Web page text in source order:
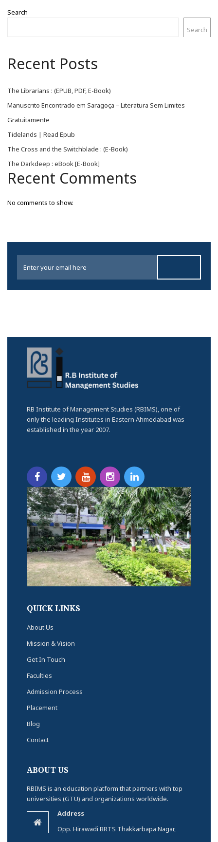
Search
Search
Recent Posts
The Librarians : (EPUB, PDF, E-Book)
Manuscrito Encontrado em Saragoça – Literatura Sem Limites
Gratuitamente
Tidelands | Read Epub
The Cross and the Switchblade : (E-Book)
The Darkdeep : eBook [E-Book]
Recent Comments
No comments to show.
RB Institute of Management Studies (RBIMS), one of
only the leading Institutes in Eastern Ahmedabad was
established in the year 2007.
QUICK LINKS
About Us
Mission & Vision
Get In Touch
Faculties
Admission Process
Placement
Blog
Contact
ABOUT US
RBIMS is an education platform that partners with top
universities (GTU) and organizations worldwide.
Address
Opp. Hirawadi BRTS Thakkarbapa Nagar,